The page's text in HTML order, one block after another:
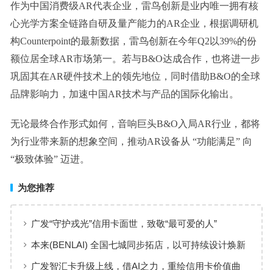
作为中国消费级AR代表企业，雷鸟创新是业内唯一拥有核
心光学方案全链路自研及量产能力的AR企业，根据调研机
构Counterpoint的最新数据，雷鸟创新在今年Q2以39%的份
额位居全球AR市场第一。若与B&O达成合作，也将进一步
巩固其在AR硬件技术上的领先地位，同时借助B&O的全球
品牌影响力，加速中国AR技术与产品的国际化输出。
无论最终合作形式如何，音响巨头B&O入局AR行业，都将
为行业带来新的想象空间，推动AR设备从 “功能满足” 向
“极致体验” 迈进。
为您推荐
广发“守护戎光”信用卡面世，致敬“最可爱的人”
本来(BENLAI) 全国七城同步拓店，以可持续设计焕新
品牌体验
广发智汇卡升级上线，借AI之力，重绘信用卡价值曲